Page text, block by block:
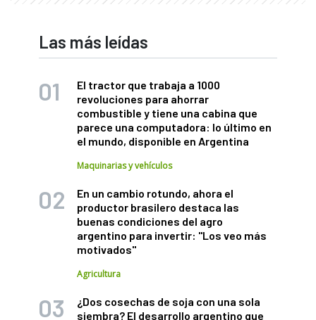
Las más leídas
El tractor que trabaja a 1000
revoluciones para ahorrar
combustible y tiene una cabina que
parece una computadora: lo último en
el mundo, disponible en Argentina
Maquinarias y vehículos
En un cambio rotundo, ahora el
productor brasilero destaca las
buenas condiciones del agro
argentino para invertir: "Los veo más
motivados"
Agricultura
¿Dos cosechas de soja con una sola
siembra? El desarrollo argentino que